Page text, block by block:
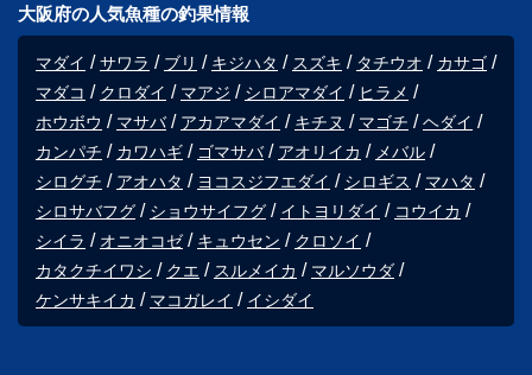
大阪府の人気魚種の釣果情報
マダイ サワラ ブリ キジハタ スズキ タチウオ
カサゴ
マダコ
クロダイ マアジ シロアマダイ
ヒラメ
ホウボウ
マサバ アカアマダイ キチヌ マゴチ
ヘダイ
カンパチ
カワハギ ゴマサバ アオリイカ
メバル
シログチ
アオハタ ヨコスジフエダイ シロギス
マハタ
シロサバフグ
ショウサイフグ イトヨリダイ
コウイカ
シイラ
オニオコゼ キュウセン
クロソイ
カタクチイワシ
クエ スルメイカ
マルソウダ
ケンサキイカ
マコガレイ イシダイ